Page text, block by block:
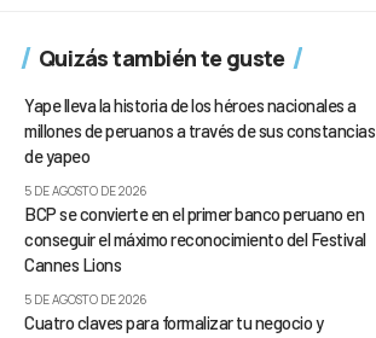
Quizás también te guste
Yape lleva la historia de los héroes nacionales a
millones de peruanos a través de sus constancias
de yapeo
5 DE AGOSTO DE 2026
BCP se convierte en el primer banco peruano en
conseguir el máximo reconocimiento del Festival
Cannes Lions
5 DE AGOSTO DE 2026
Cuatro claves para formalizar tu negocio y